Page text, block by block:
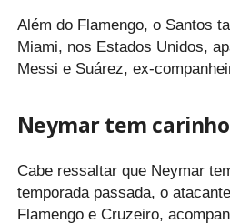
Além do Flamengo, o Santos
Miami, nos Estados Unidos,
Messi e Suárez, ex-
Neymar tem
Cabe ressaltar que Neymar
temporada passada, o
Flamengo e Cruzeiro,